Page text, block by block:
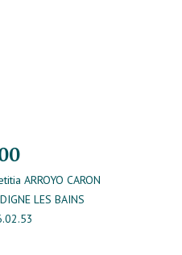
ARROYO CARON
LES BAINS